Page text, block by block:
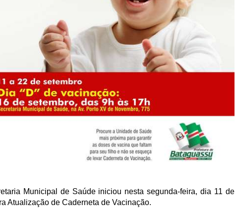
Municipal de Saúde iniciou nesta segunda-feira, dia 11 de
Atualização de Caderneta de Vacinação.